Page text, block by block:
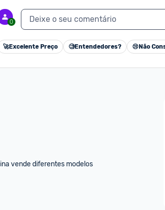
0 Deixe o seu comentário
🚀Excelente Preço 🧐Entendedores? 😢 Não
vende diferentes modelos